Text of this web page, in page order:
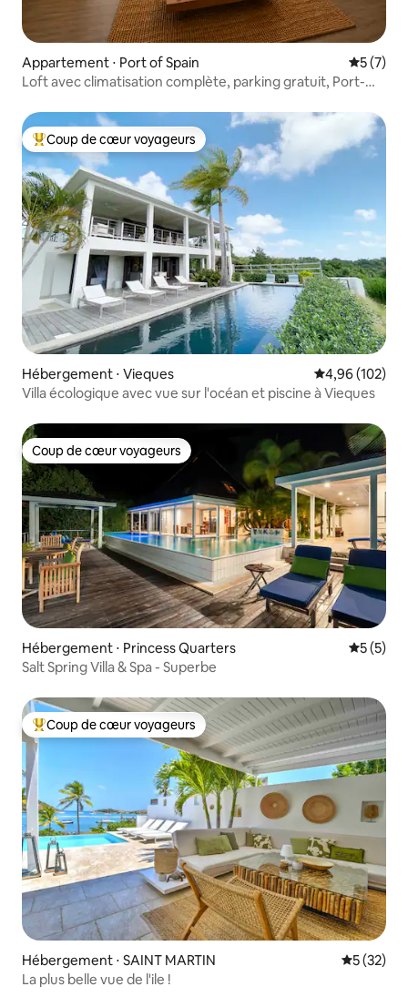
Appartement ⋅ Port of Spain
5 (7)
Loft avec climatisation complète, parking gratuit, Port-
Coups de cœur voyageurs les plus appréciés
Coup de cœur voyageurs
Hébergement ⋅ Vieques Évaluation
4,96 (102)
Villa écologique avec vue sur l'océan et piscine à Vieques
Coup de cœur voyageurs
Coup de cœur voyageurs
Hébergement ⋅ Princess Quarters
5 (5)
Salt Spring Villa & Spa - Superbe
Coups de cœur voyageurs les plus appréciés
Coup de cœur voyageurs
Hébergement ⋅ SAINT MARTIN
5 (32)
La plus belle vue de l'ile !